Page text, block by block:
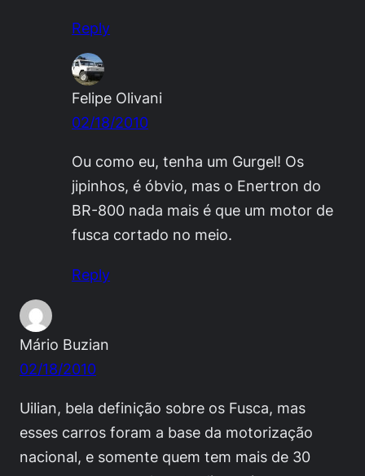
Reply
Felipe Olivani
02/18/2010
Ou como eu, tenha um Gurgel! Os
jipinhos, é óbvio, mas o Enertron do
BR-800 nada mais é que um motor de
fusca cortado no meio.
Reply
Mário Buzian
02/18/2010
Uilian, bela definição sobre os Fusca, mas
esses carros foram a base da motorização
nacional, e somente quem tem mais de 30